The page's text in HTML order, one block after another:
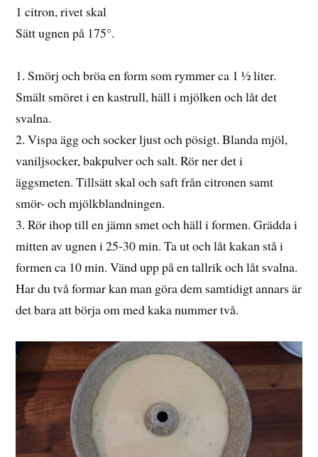
1 citron, rivet skal
Sätt ugnen på 175°.
1. Smörj och bröa en form som rymmer ca 1 ½ liter.
Smält smöret i en kastrull, häll i mjölken och låt det
svalna.
2. Vispa ägg och socker ljust och pösigt. Blanda mjöl,
vaniljsocker, bakpulver och salt. Rör ner det i
äggsmeten. Tillsätt skal och saft från citronen samt
smör- och mjölkblandningen.
3. Rör ihop till en jämn smet och häll i formen. Grädda i
mitten av ugnen i 25-30 min. Ta ut och låt kakan stå i
formen ca 10 min. Vänd upp på en tallrik och låt svalna.
Har du två formar kan man göra dem samtidigt annars är
det bara att börja om med kaka nummer två.